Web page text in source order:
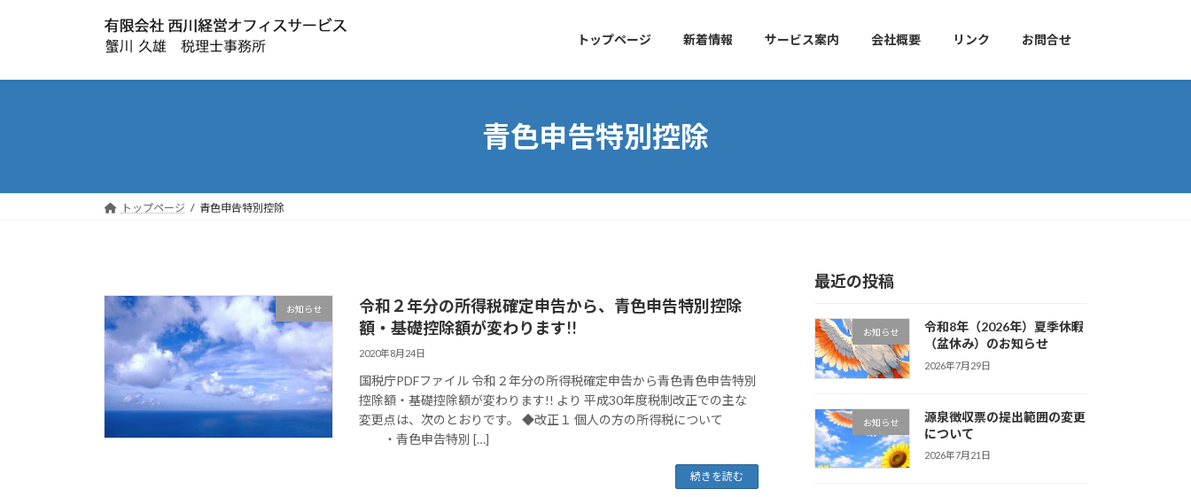
トップページ 新着情報 サービス案内 会社概要 リンク お問合せ
青色申告特別控除
トップページ 青色申告特別控除
お知らせ
令和２年分の所得税確定申告から、青色申告特別控除
額・基礎控除額が変わります!!
2020年8月24日
国税庁PDFファイル 令和２年分の所得税確定申告から青色青色申告特別
控除額・基礎控除額が変わります!! より 平成30年度税制改正での主な
変更点は、次のとおりです。 ◆改正１ 個人の方の所得税について
・青色申告特別 […]
続きを読む
最近の投稿
お知らせ
令和8年（2026年）夏季休暇
（盆休み）のお知らせ
2026年7月29日
お知らせ
源泉徴収票の提出範囲の変更
について
2026年7月21日